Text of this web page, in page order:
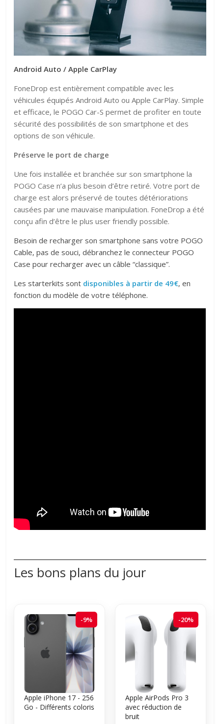
Android Auto / Apple CarPlay
FoneDrop est entièrement compatible avec les
véhicules équipés Android Auto ou Apple CarPlay. Simple
et efficace, le POGO Car-S permet de profiter en toute
sécurité des possibilités de son smartphone et des
options de son véhicule.
Préserve le port de charge
Une fois installée et branchée sur son smartphone la
POGO Case n’a plus besoin d’être retiré. Votre port de
charge est alors préservé de toutes détériorations
causées par une mauvaise manipulation. FoneDrop a été
conçu afin d’être le plus user friendly possible.
Besoin de recharger son smartphone sans votre POGO
Cable, pas de souci, débranchez le connecteur POGO
Case pour recharger avec un câble “classique”.
Les starterkits sont disponibles à partir de 49€, en
fonction du modèle de votre téléphone.
Les bons plans du jour
-9%
Apple iPhone 17 - 256
Go - Différents coloris
-20%
Apple AirPods Pro 3
avec réduction de
bruit